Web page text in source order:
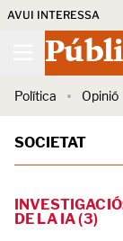
AVUI INTERESSA
Política Opinió
SOCIETAT
DE LA IA (3)